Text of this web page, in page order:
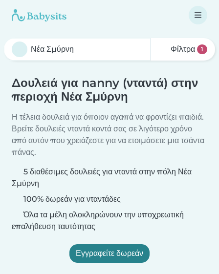
Φίλτρα 1
Δουλειά για nanny (νταντά) στην
περιοχή Νέα Σμύρνη
Η τέλεια δουλειά για όποιον αγαπά να φροντίζει παιδιά.
Βρείτε δουλειές νταντά κοντά σας σε λιγότερο χρόνο
από αυτόν που χρειάζεστε για να ετοιμάσετε μια τσάντα
πάνας.
5 διαθέσιμες δουλειές για νταντά στην πόλη Νέα
Σμύρνη
100% δωρεάν για νταντάδες
Όλα τα μέλη ολοκληρώνουν την υποχρεωτική
επαλήθευση ταυτότητας
Εγγραφείτε δωρεάν